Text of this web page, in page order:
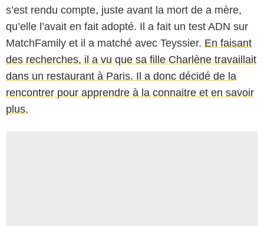
s’est rendu compte, juste avant la mort de a mère,
qu’elle l’avait en fait adopté. Il a fait un test ADN sur
MatchFamily et il a matché avec Teyssier. En faisant
des recherches, il a vu que sa fille Charlène travaillait
dans un restaurant à Paris. Il a donc décidé de la
rencontrer pour apprendre à la connaitre et en savoir
plus.